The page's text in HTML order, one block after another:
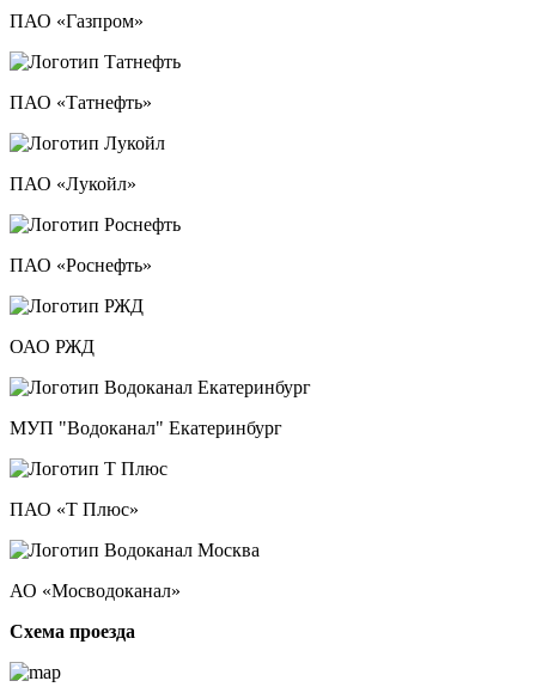
ПАО «Газпром»
ПАО «Татнефть»
ПАО «Лукойл»
ПАО «Роснефть»
ОАО РЖД
МУП "Водоканал" Екатеринбург
ПАО «Т Плюс»
АО «Мосводоканал»
Схема проезда